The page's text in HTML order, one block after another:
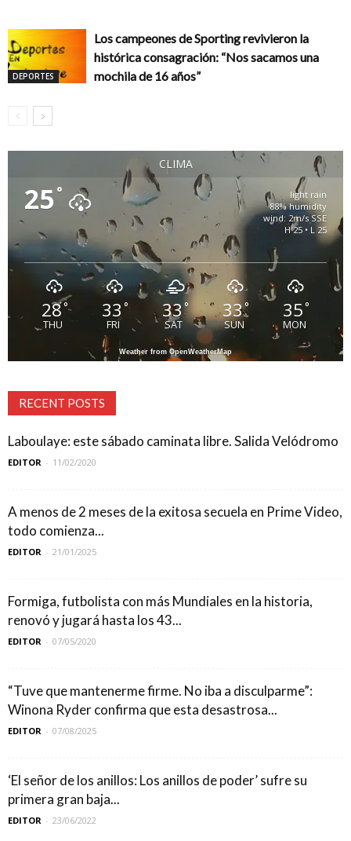
DEPORTES
Los campeones de Sporting revivieron la
histórica consagración: “Nos sacamos una
mochila de 16 años”
CLIMA
25 °
light rain
88% humidity
wind: 2m/s SSE
H 25 • L 25
28°
THU
33 °
FRI
33 °
SAT
33°
SUN
35°
MON
Weather from OpenWeatherMap
RECENT POSTS
Laboulaye: este sábado caminata libre. Salida Velódromo
EDITOR - 11/02/2020
A menos de 2 meses de la exitosa secuela en Prime Video,
todo comienza...
EDITOR - 21/01/2025
Formiga, futbolista con más Mundiales en la historia,
renovó y jugará hasta los 43...
EDITOR - 07/05/2020
“Tuve que mantenerme firme. No iba a disculparme”:
Winona Ryder confirma que esta desastrosa...
EDITOR - 07/08/2025
‘El señor de los anillos: Los anillos de poder’ sufre su
primera gran baja...
EDITOR - 23/06/2022